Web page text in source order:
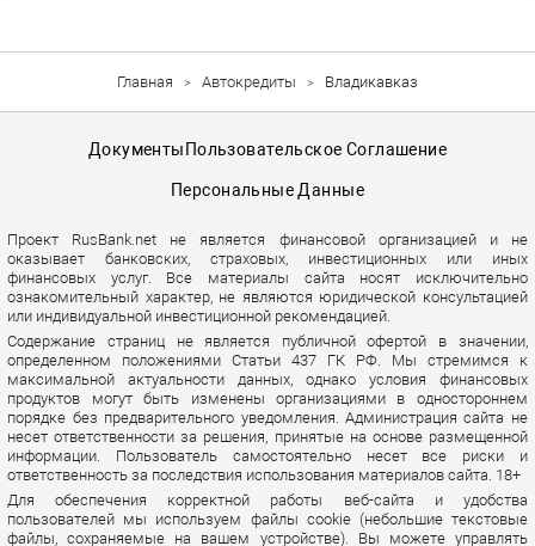
Главная Автокредиты Владикавказ
Документы Пользовательское Соглашение
Персональные Данные
Проект RusBank.net не является финансовой организацией и не
оказывает банковских, страховых, инвестиционных или иных
финансовых услуг. Все материалы сайта носят исключительно
ознакомительный характер, не являются юридической консультацией
или индивидуальной инвестиционной рекомендацией.
Содержание страниц не является публичной офертой в значении,
определенном положениями Статьи 437 ГК РФ. Мы стремимся к
максимальной актуальности данных, однако условия финансовых
продуктов могут быть изменены организациями в одностороннем
порядке без предварительного уведомления. Администрация сайта не
несет ответственности за решения, принятые на основе размещенной
информации. Пользователь самостоятельно несет все риски и
ответственность за последствия использования материалов сайта. 18+
Для обеспечения корректной работы веб-сайта и удобства
пользователей мы используем файлы cookie (небольшие текстовые
файлы, сохраняемые на вашем устройстве). Вы можете управлять